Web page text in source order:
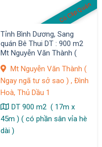
Có Clip Quán
Tỉnh Bình Dương, Sang
quán Bê Thui DT : 900 m2
Mt Nguyễn Văn Thành (
Hoà, T.Dầu 1
Mt Nguyễn Văn Thành (
Ngay ngã tư sở sao ) , Đình
Hoà, Thủ Dầu 1
DT 900 m2 ( 17m x
45m ) ( có phần sân vỉa hè
dài )